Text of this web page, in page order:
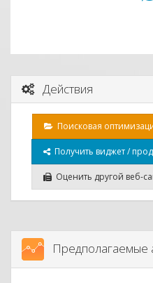
Действия
Поисковая
Получить виджет /
Оценить другой веб-
Предполагаемые